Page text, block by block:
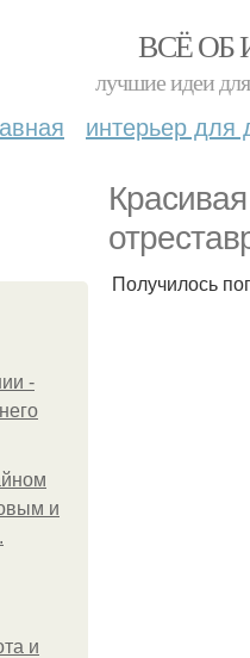
ВСЁ ОБ
лучшие идеи
интерьер для
-
и
и
Получилось